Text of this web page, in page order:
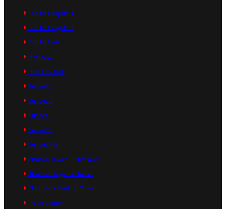
Capital Heights 1
Capital Heights 2
Capital Hub
High City
High City Mall
Sunset 1
Sunset 2
Sunset 3
Sunset 4
Sunset Mall
Alsafwa Tower - Albatrawy
Alsafwa Elegance Tower
Al Nokhba Medical Tower
Trade Center